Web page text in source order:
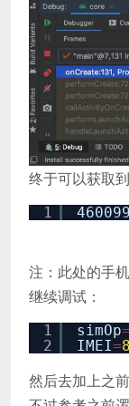
终于可以获取
1
注：此处的手
继续调试：
1
2
simOp=
IMEI=
然后去加上之